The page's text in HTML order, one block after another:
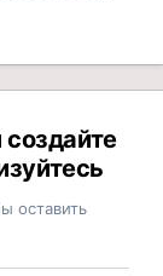
оставить